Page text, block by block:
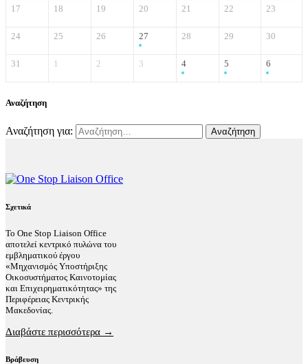
17 18 19 20 21 22 23
24 25 26 27 28 29 30
31 1 2 3 4 5 6
Αναζήτηση
Αναζήτηση για:
Σχετικά
Το One Stop Liaison Office
αποτελεί κεντρικό πυλώνα του
εμβληματικού έργου
«Μηχανισμός Υποστήριξης
Οικοσυστήματος Καινοτομίας
και Επιχειρηματικότητας» της
Περιφέρειας Κεντρικής
Μακεδονίας.
Διαβάστε περισσότερα →
Βράβευση